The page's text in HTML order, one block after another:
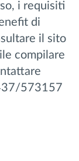
i requisiti
di
il sito
compilare
573157